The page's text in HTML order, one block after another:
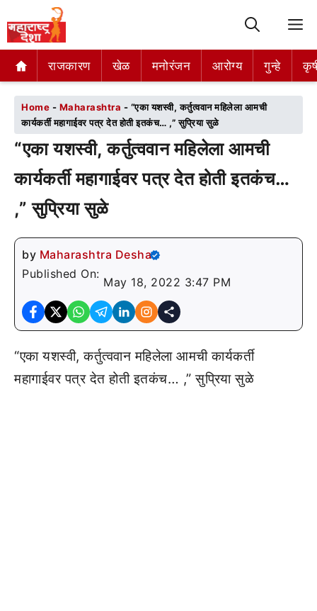
राजकारण खेळ मनोरंजन आरोग्य गुन्हे
राजकारण खेळ मनोरंजन आरोग्य गुन्हे
Home - Maharashtra - “एका यशस्वी, कर्तुत्ववान महिलेला आमची
कार्यकर्ती महागाईवर पत्र देत होती इतकंच… ,” सुप्रिया सुळे
“एका यशस्वी, कर्तुत्ववान महिलेला आमची
कार्यकर्ती महागाईवर पत्र देत होती इतकंच…
,” सुप्रिया सुळे
by Maharashtra Desha
Published On:
May 18, 2022 3:47 PM
“एका यशस्वी, कर्तुत्ववान महिलेला आमची कार्यकर्ती
महागाईवर पत्र देत होती इतकंच… ,” सुप्रिया सुळे